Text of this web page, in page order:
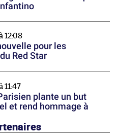
12:08
pour les
Red Star
plante un but
et rend hommage à